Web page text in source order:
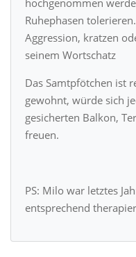
hochgenommen
Ruhephasen
Aggression, kratzen
seinem Wortschatz
Das Samtpfötchen ist
gewohnt, würde sich
gesicherten Balkon,
freuen.
PS: Milo war letztes
entsprechend